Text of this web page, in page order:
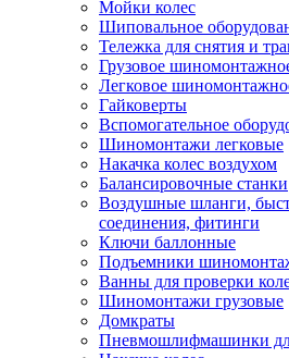
Мойки колес
Шиповальное
Тележка для снятия и
Грузовое
Легковое
Гайковерты
Вспомогательное
Шиномонтажи легковые
Накачка колес воздухом
Балансировочные станки
Воздушные шланги,
соединения, фитинги
Ключи баллонные
Подъемники
Ванны для проверки
Шиномонтажи грузовые
Домкраты
Пневмошлифмашинки